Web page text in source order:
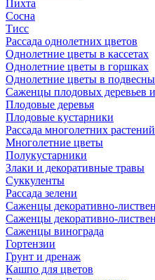
Пихта
Сосна
Тисc
Рассада однолетних цветов
Однолетние цветы в кассетах
Однолетние цветы в горшках
Однолетние цветы в
Саженцы плодовых деревьев
Плодовые деревья
Плодовые кустарники
Рассада многолетних растений
Многолетние цветы
Полукустарники
Злаки и декоративные травы
Суккуленты
Рассада зелени
Саженцы декоративно-
Саженцы декоративно-
Саженцы винограда
Гортензии
Грунт и дренаж
Кашпо для цветов